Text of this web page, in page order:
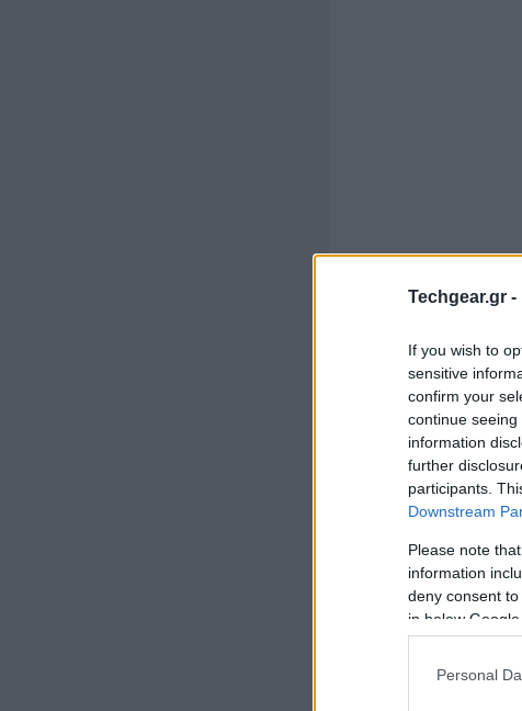
Techgear.gr -
If you wish to
sensitive
confirm your
continue
information
further
participants.
Downstream
Please note
information
deny consent
in below
Personal